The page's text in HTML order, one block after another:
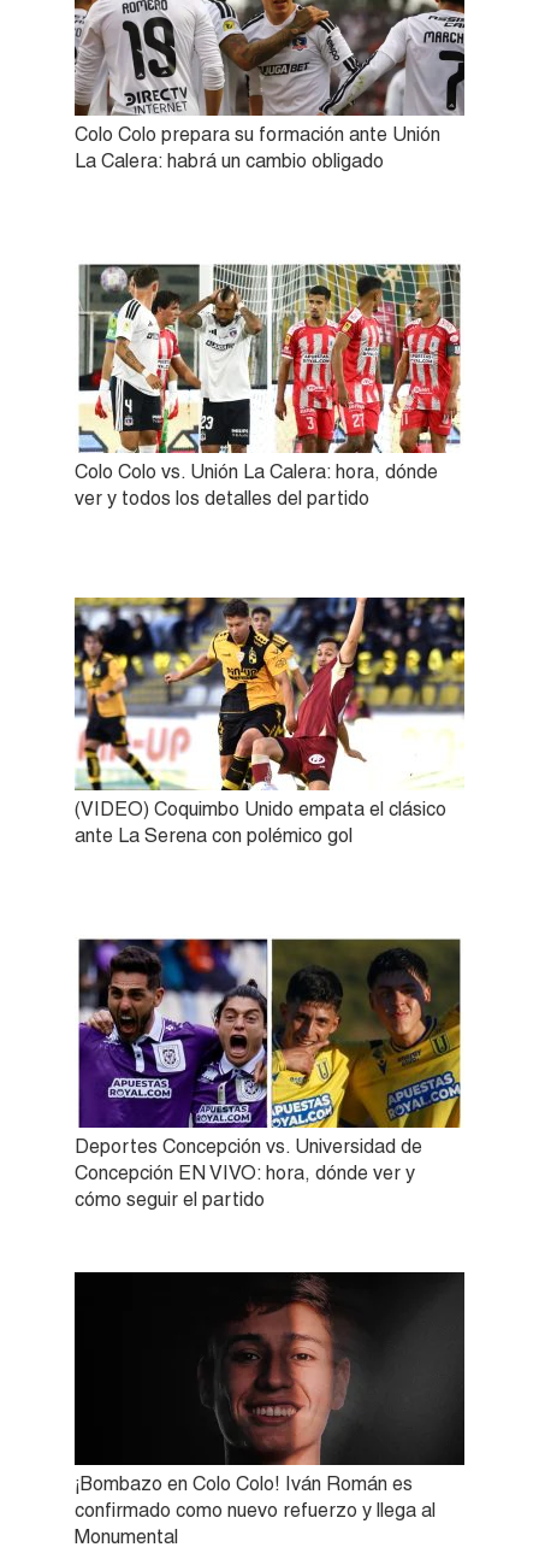
Colo Colo prepara su formación ante Unión
La Calera: habrá un cambio obligado
Colo Colo vs. Unión La Calera: hora, dónde
ver y todos los detalles del partido
(VIDEO) Coquimbo Unido empata el clásico
ante La Serena con polémico gol
Deportes Concepción vs. Universidad de
Concepción EN VIVO: hora, dónde ver y
cómo seguir el partido
¡Bombazo en Colo Colo! Iván Román es
confirmado como nuevo refuerzo y llega al
Monumental